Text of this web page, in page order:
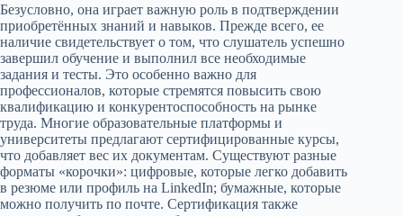
Безусловно, она играет важную роль в подтверждении
приобретённых знаний и навыков. Прежде всего, ее
наличие свидетельствует о том, что слушатель успешно
завершил обучение и выполнил все необходимые
задания и тесты. Это особенно важно для
профессионалов, которые стремятся повысить свою
квалификацию и конкурентоспособность на рынке
труда. Многие образовательные платформы и
университеты предлагают сертифицированные курсы,
что добавляет вес их документам. Существуют разные
форматы «корочки»: цифровые, которые легко добавить
в резюме или профиль на LinkedIn; бумажные, которые
можно получить по почте. Сертификация также